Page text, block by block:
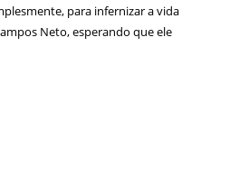
para infernizar a vida
Neto, esperando que ele